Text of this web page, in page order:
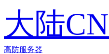
大陆
高防服务器